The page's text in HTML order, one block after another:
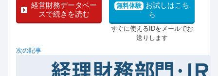
経営財務データベー
スで続きを読む
無料体験 お試しはこち
ら
すぐに使えるIDをメールでお
送りします
次の記事